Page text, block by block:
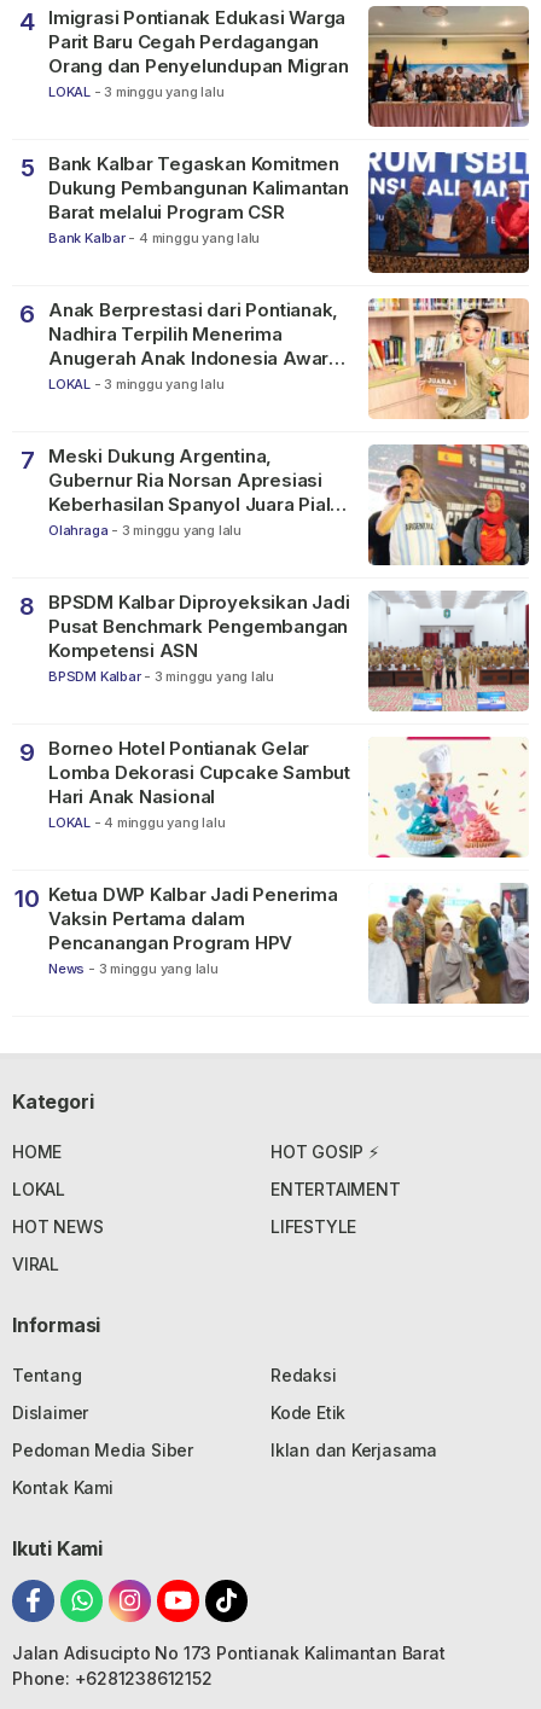
4
Imigrasi Pontianak Edukasi Warga
Parit Baru Cegah Perdagangan
Orang dan Penyelundupan Migran
LOKAL - 3 minggu yang lalu
5
Bank Kalbar Tegaskan Komitmen
Dukung Pembangunan Kalimantan
Barat melalui Program CSR
Bank Kalbar - 4 minggu yang lalu
6
Anak Berprestasi dari Pontianak,
Nadhira Terpilih Menerima
Anugerah Anak Indonesia Awards
2026
LOKAL - 3 minggu yang lalu
7
Meski Dukung Argentina,
Gubernur Ria Norsan Apresiasi
Keberhasilan Spanyol Juara Piala
Dunia FIFA 2026
Olahraga - 3 minggu yang lalu
8
BPSDM Kalbar Diproyeksikan Jadi
Pusat Benchmark Pengembangan
Kompetensi ASN
BPSDM Kalbar - 3 minggu yang lalu
9
Borneo Hotel Pontianak Gelar
Lomba Dekorasi Cupcake Sambut
Hari Anak Nasional
LOKAL - 4 minggu yang lalu
10 Ketua DWP Kalbar Jadi Penerima
Vaksin Pertama dalam
Pencanangan Program HPV
News - 3 minggu yang lalu
Kategori
HOME
HOT GOSIP ⚡
LOKAL
ENTERTAIMENT
HOT NEWS
LIFESTYLE
VIRAL
Informasi
Tentang
Redaksi
Dislaimer
Kode Etik
Pedoman Media Siber
Iklan dan Kerjasama
Kontak Kami
Ikuti Kami
Jalan Adisucipto No 173 Pontianak Kalimantan Barat
Phone: +6281238612152